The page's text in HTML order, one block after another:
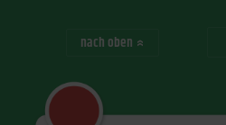
nach oben